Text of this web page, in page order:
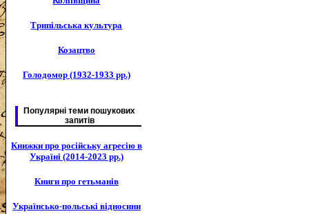
Трипільська культура
Козацтво
Голодомор (1932-1933 рр.)
Популярні теми пошукових
запитів
Книжки про російську агресію в
Україні (2014-2023 рр.)
Книги про гетьманів
Українсько-польські відносини